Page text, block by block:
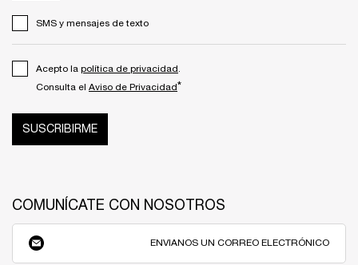
SMS y mensajes de texto
Acepto la política de privacidad
Consulta el Aviso de Privacidad*
SUSCRIBIRME
COMUNÍCATE CON NOSOTROS
ENVIANOS UN CORREO ELECTRÓNICO